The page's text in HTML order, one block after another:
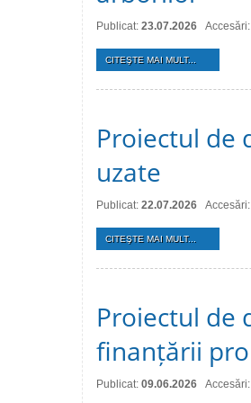
Publicat: 23.07.2026
CITEŞTE MAI MULT...
Proiectul de
uzate
Publicat: 22.07.2026
CITEŞTE MAI MULT...
Proiectul de
finanțării
Publicat: 09.06.2026